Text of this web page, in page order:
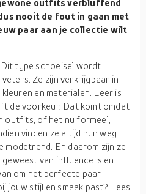
outfits verbluffend
nooit de fout in gaan met
paar aan je collectie wilt
type schoeisel wordt
Ze zijn verkrijgbaar in
en materialen. Leer is
de voorkeur. Dat komt omdat
outfits, of het nu formeel,
vinden ze altijd hun weg
modetrend. En daarom zijn ze
van influencers en
om het perfecte paar
jouw stijl en smaak past? Lees